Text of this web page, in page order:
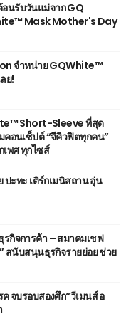
นรับวันแม่จาก GQ
Mask Mother's Day
จำหน่าย GQWhite™
ย!
Short-Sleeve ที่สุด
อนเซ็ปต์ “จีคิวฟิตทุกคน”
พศ ทุกไซส์
ปะทะ เติร์กเมนิสถาน อุ่น
กิจการค้า – สมาคมเชฟ
สนับสนุนธุรกิจรายย่อย ช่วย
จบรอบสองศึก“วีเมนส์ อ